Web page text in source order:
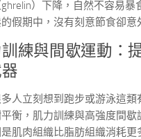
）下降，自然不容易暴
假期中，沒有刻意節食卻意
練與間歇運動：
人立刻想到跑步或游泳這類
衡，肌力訓練與高強度間歇
肌肉組織比脂肪組織消耗更